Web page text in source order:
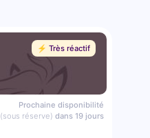
⚡️ Très réactif
Prochaine disponibilité
(sous réserve) dans 19 jours